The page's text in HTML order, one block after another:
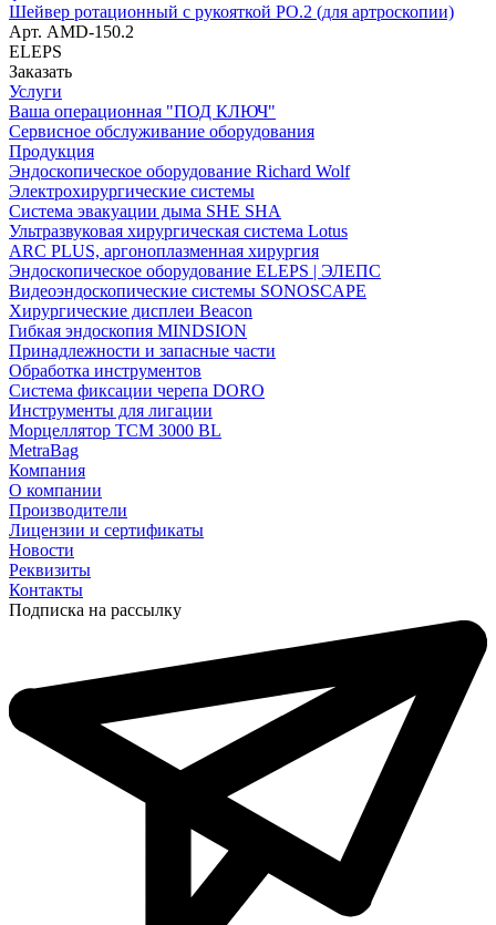
Шейвер ротационный с рукояткой РО.2 (для артроскопии)
Арт. AMD-150.2
ELEPS
Заказать
Услуги
Ваша операционная "ПОД КЛЮЧ"
Сервисное обслуживание оборудования
Продукция
Эндоскопическое оборудование Richard Wolf
Электрохирургические системы
Система эвакуации дыма SHE SHA
Ультразвуковая хирургическая система Lotus
ARC PLUS, аргоноплазменная хирургия
Эндоскопическое оборудование ELEPS | ЭЛЕПС
Видеоэндоскопические системы SONOSCAPE
Хирургические дисплеи Beacon
Гибкая эндоскопия MINDSION
Принадлежности и запасные части
Обработка инструментов
Система фиксации черепа DORO
Инструменты для лигации
Морцеллятор ТСМ 3000 BL
MetraBag
Компания
О компании
Производители
Лицензии и сертификаты
Новости
Реквизиты
Контакты
Подписка на рассылку